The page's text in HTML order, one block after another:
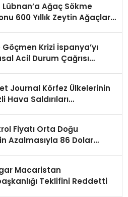
Lübnan’a Ağaç Sökme
600 Yıllık Zeytin Ağaçları
Krizi İspanya’yı
Acil Durum Çağrısı
Journal Körfez Ülkelerinin
Hava Saldırıları
Fiyatı Orta Doğu
Azalmasıyla 86 Dolar
Macaristan
Teklifini Reddetti